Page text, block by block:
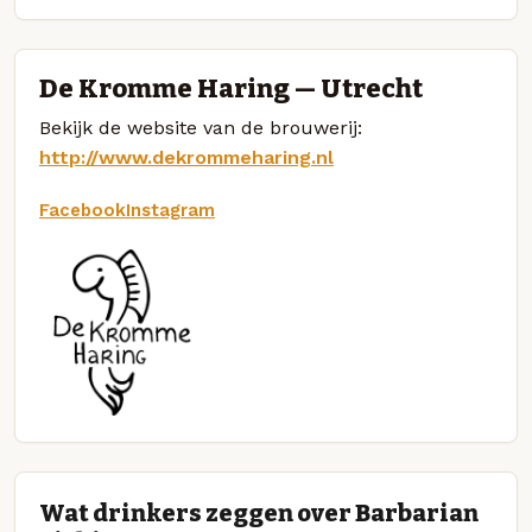
De Kromme Haring — Utrecht
Bekijk de website van de brouwerij:
http://www.dekrommeharing.nl
FacebookInstagram
Wat drinkers zeggen over Barbarian